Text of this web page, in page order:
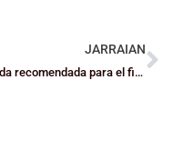
JARRAIAN
Agenda recomendada para el fin de semana